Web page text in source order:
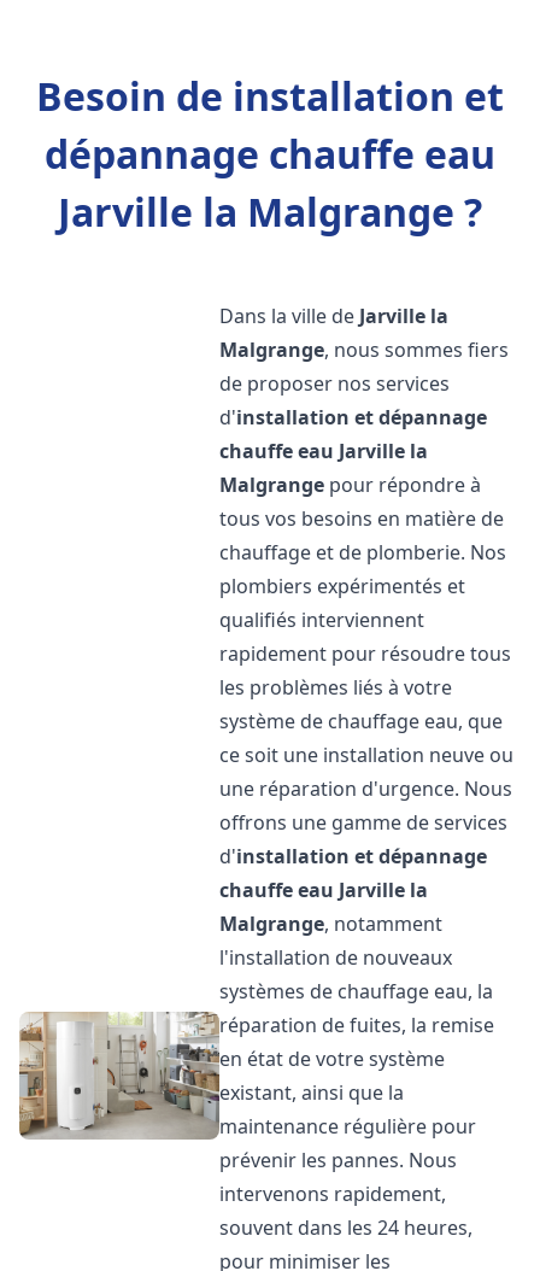
Besoin de installation et
dépannage chauffe eau
Jarville la Malgrange ?
Dans la ville de Jarville la
Malgrange, nous sommes fiers
de proposer nos services
d'installation et dépannage
chauffe eau Jarville la
Malgrange pour répondre à
tous vos besoins en matière de
chauffage et de plomberie. Nos
plombiers expérimentés et
qualifiés interviennent
rapidement pour résoudre tous
les problèmes liés à votre
système de chauffage eau, que
ce soit une installation neuve ou
une réparation d'urgence. Nous
offrons une gamme de services
d'installation et dépannage
chauffe eau Jarville la
Malgrange, notamment
l'installation de nouveaux
systèmes de chauffage eau, la
réparation de fuites, la remise
en état de votre système
existant, ainsi que la
maintenance régulière pour
prévenir les pannes. Nous
intervenons rapidement,
souvent dans les 24 heures,
pour minimiser les